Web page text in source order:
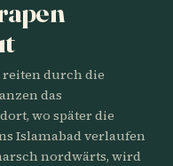
reiten durch die
das
wo später die
Islamabad verlaufen
nordwärts, wird